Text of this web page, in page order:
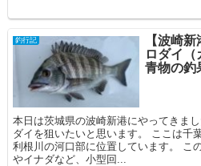
釣行記
【波崎
ロダイ（
青物の釣
本日は茨城県の波崎新港にやってきま
ダイを狙いたいと思います。 ここは千
利根川の河口部に位置しています。 こ
やイナダなど、小型回...